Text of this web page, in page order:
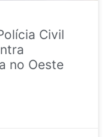
Civil
no Oeste